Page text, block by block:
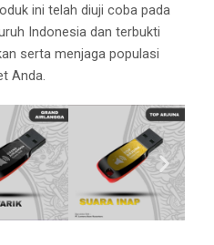
ini telah diuji coba pada
Indonesia dan terbukti
serta menjaga populasi
Anda.